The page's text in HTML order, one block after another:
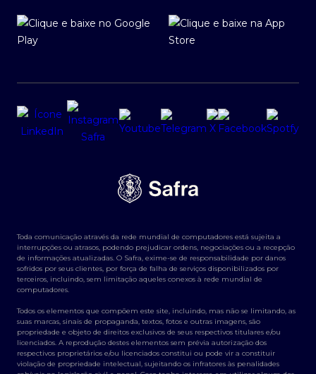
Toda comunicação através da rede mundial de computadores está sujeita a
interrupções ou atrasos, podendo prejudicar ordens, negociações ou a recepção
de informações atualizadas. O Safra, exime-se de responsabilidade por danos
sofridos por seus clientes, por força de falha de serviços disponibilizados por
terceiros, incluindo, sem limitação aqueles conexos à rede mundial de
computadores.
Todos os elementos que compõem este site, incluindo, mas não se limitando, as
suas marcas, sinais de propaganda, textos, fotos e outras imagens, são
propriedade e objeto de direitos exclusivos de seus respectivos titulares e/ou
licenciados. A reprodução destes elementos sem prévia autorização dos
respectivos proprietários e/ou licenciados constitui ou pode vir a constituir
violação de propriedade intelectual, sujeitando os infratores às penalidades